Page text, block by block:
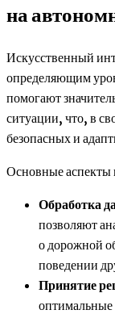
на
Искусственный
определяющим
помогают
ситуации, что, в
безопасных и
Основные аспекты
Обработка
позволяют
о дорожной
поведении
Принятие